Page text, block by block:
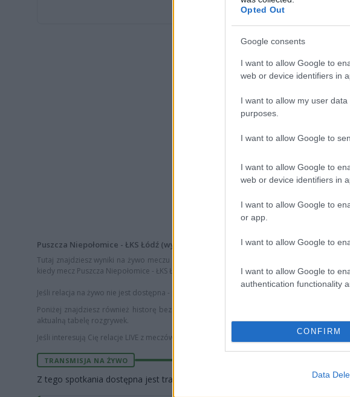
Opted Out
Google consents
I want to allow Google to
web or device identifiers in
I want to allow my user
purposes.
I want to allow Google to
I want to allow Google to
web or device identifiers in
I want to allow Google to
or app.
I want to allow Google to
I want to allow Google to
authentication functionality
CONFIRM
Data
Puszcza Niepołomice - ŁKS Łódź (wynik na żywo, relacja live)
Tutaj znajdziesz wyniki na żywo meczu
kiedy mecz Puszcza Niepołomice - ŁKS Łódź, a także strzelcy bramek i szczegóły
Jeśli relacja na żywo nie jest dostępna - przy meczu widnieje adnotacja TWK (tylko wynik
Poniżej znajdziesz również historę bezpośrednich spotkań
aktualną tabelę rozgrywek.
Jeśli interesują Cię relacje LIVE z meczów piłki nożnej, sprawdź naszą stronę
wyniki na
TRANSMISJA NA ŻYWO
Z tego spotkania dostępna jest transmisja wideo: